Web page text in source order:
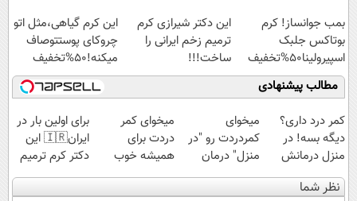
ویژه
بمب جوانساز! کرم
بوتاکس جلبک
اسپیرولینا50%تخفیف
این دکتر شیرازی کرم
ترمیم زخم ایرانی را
ساخت!!!
این کرم گیاهی،مثل اتو
چروکای پوستتوصاف
میکنه!50%تخفیف
مطالب پیشنهادی
کمر درد داری؟
دیگه بسه! در
منزل درمانش
کن
(◀پرسش‌نامه)
میخوای
کمردردت رو "در
منزل" درمان
کنی؟ (◂فیلم +
◂پرسش‌نامه)
میخوای کمر
دردت برای
همیشه خوب
شه؟ ◀
پرسش‌نامه رو پر
برای اولین بار در
ایران🇮🇷 این
دکتر کرم ترمیم
کننده 23 روزه
ساخت!
نظر شما